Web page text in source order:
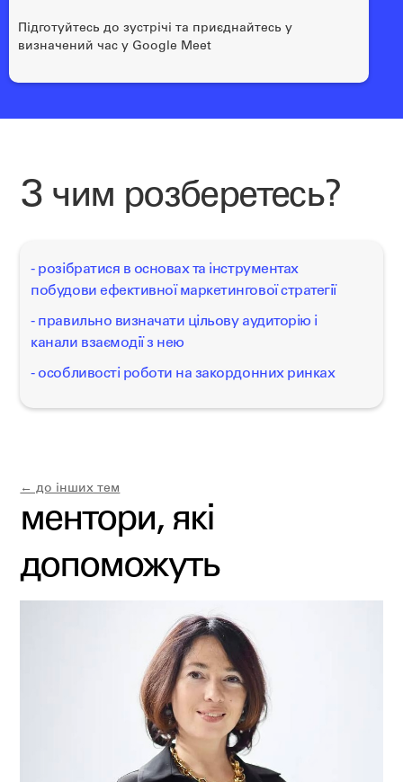
Підготуйтесь до зустрічі та приєднайтесь у
визначений час у Google Meet
З чим розберетесь?
- розібратися в основах та інструментах
побудови ефективної маркетингової стратегії
- правильно визначати цільову аудиторію і
канали взаємодії з нею
- особливості роботи на закордонних ринках
← до інших тем
ментори, які
допоможуть